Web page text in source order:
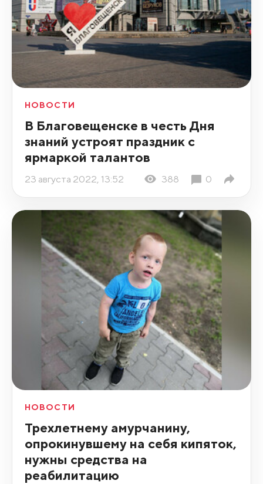
НОВОСТИ
В Благовещенске в честь Дня
знаний устроят праздник с
ярмаркой талантов
23 августа 2022, 13:52 388 0
НОВОСТИ
Трехлетнему амурчанину,
опрокинувшему на себя кипяток,
нужны средства на
реабилитацию